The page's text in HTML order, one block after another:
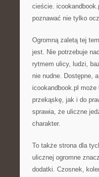
cieście.
poznawać nie tylko
Ogromną zaletą tej
jest. Nie potrzebuje
rytmem ulicy, ludzi,
nie nudne. Dostępne,
icookandbook.pl
przekąskę, jak i do
sprawia, że uliczne
charakter.
To także strona dla
ulicznej ogromne
dodatki. Czosnek,